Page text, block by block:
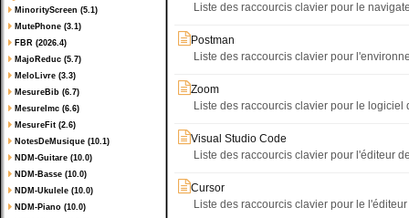
MinorityScreen (5.1)
MutePhone (3.1)
FBR (2026.4)
MajoReduc (5.7)
MeloLivre (3.3)
MesureBib (6.7)
MesureImc (6.6)
MesureFit (2.6)
NotesDeMusique (10.1)
NDM-Guitare (10.0)
NDM-Basse (10.0)
NDM-Ukulele (10.0)
NDM-Piano (10.0)
Liste des raccourcis clavier pour le
Postman
Liste des raccourcis clavier pour
Zoom
Liste des raccourcis clavier pour le logiciel
Visual Studio Code
Liste des raccourcis clavier pour l'éditeur
Cursor
Liste des raccourcis clavier pour le